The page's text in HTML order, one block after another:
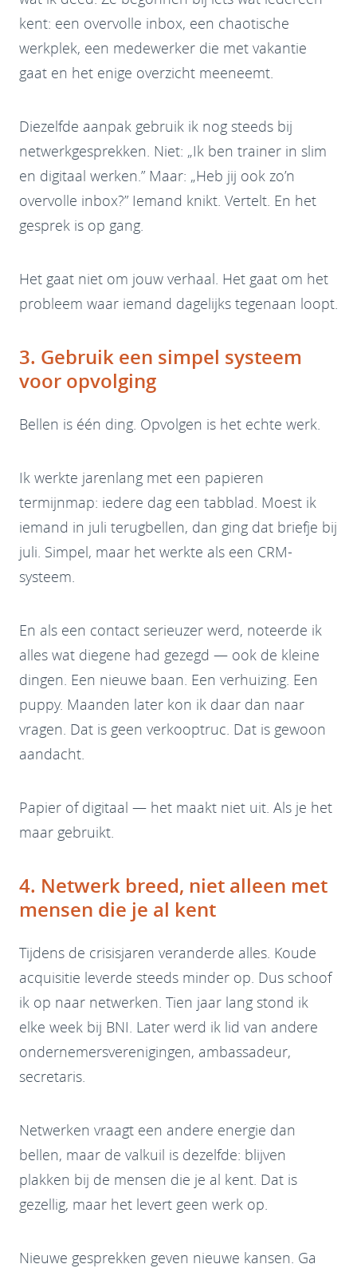
kent: een overvolle inbox, een chaotische
werkplek, een medewerker die met vakantie
gaat en het enige overzicht meeneemt.
Diezelfde aanpak gebruik ik nog steeds bij
netwerkgesprekken. Niet: „Ik ben trainer in slim
en digitaal werken.” Maar: „Heb jij ook zo’n
overvolle inbox?” Iemand knikt. Vertelt. En het
gesprek is op gang.
Het gaat niet om jouw verhaal. Het gaat om het
probleem waar iemand dagelijks tegenaan loopt.
3. Gebruik een simpel systeem
voor opvolging
Bellen is één ding. Opvolgen is het echte werk.
Ik werkte jarenlang met een papieren
termijnmap: iedere dag een tabblad. Moest ik
iemand in juli terugbellen, dan ging dat briefje bij
juli. Simpel, maar het werkte als een CRM-
systeem.
En als een contact serieuzer werd, noteerde ik
alles wat diegene had gezegd — ook de kleine
dingen. Een nieuwe baan. Een verhuizing. Een
puppy. Maanden later kon ik daar dan naar
vragen. Dat is geen verkooptruc. Dat is gewoon
aandacht.
Papier of digitaal — het maakt niet uit. Als je het
maar gebruikt.
4. Netwerk breed, niet alleen met
mensen die je al kent
Tijdens de crisisjaren veranderde alles. Koude
acquisitie leverde steeds minder op. Dus schoof
ik op naar netwerken. Tien jaar lang stond ik
elke week bij BNI. Later werd ik lid van andere
ondernemersverenigingen, ambassadeur,
secretaris.
Netwerken vraagt een andere energie dan
bellen, maar de valkuil is dezelfde: blijven
plakken bij de mensen die je al kent. Dat is
gezellig, maar het levert geen werk op.
Nieuwe gesprekken geven nieuwe kansen. Ga